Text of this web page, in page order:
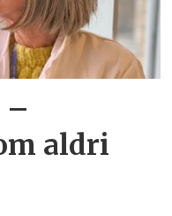
–
aldri